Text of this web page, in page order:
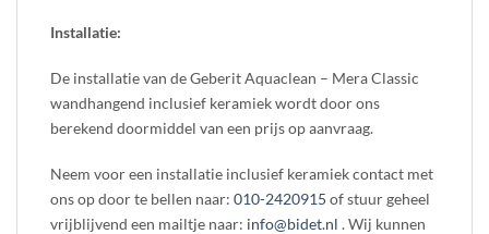
Installatie:
De installatie van de Geberit Aquaclean – Mera Classic
wandhangend inclusief keramiek wordt door ons
berekend doormiddel van een prijs op aanvraag.
Neem voor een installatie inclusief keramiek contact met
ons op door te bellen naar: 010-2420915 of stuur geheel
vrijblijvend een mailtje naar: info@bidet.nl . Wij kunnen